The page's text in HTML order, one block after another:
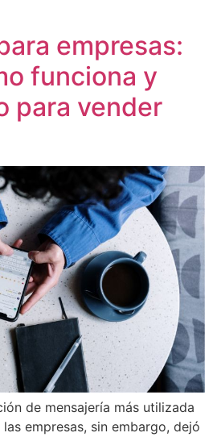
empresas:
funciona y
para vender
de mensajería más utilizada
empresas, sin embargo, dejó